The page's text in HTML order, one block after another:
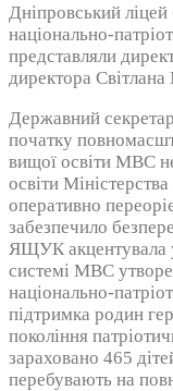
Дніпровський
національно-
представляли
директора
Державний
початку
вищої освіти МВС
освіти
оперативно
забезпечило
ЯЩУК акцентувала
системі МВС
національно-
підтримка родин
покоління
зараховано 465
перебувають на